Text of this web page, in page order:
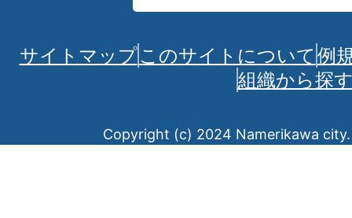
サイトマップこのサイトについて 例
組織から探
Copyright (c) 2024 Namerikawa